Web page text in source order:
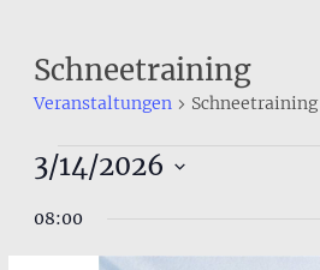
Schneetraining
Veranstaltungen Schneetraining
Veranstaltungen
for
März
3/14/2026
wählen.
08:00